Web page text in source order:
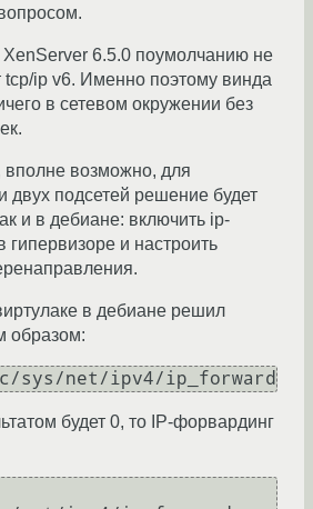
6.5.0 поумолчанию не
tcp/ip v6. Именно поэтому винда
в сетевом окружении без
вполне возможно, для
двух подсетей решение будет
и в дебиане: включить ip-
гипервизоре и настроить
в дебиане решил
образом:
будет 0, то IP-форвардинг